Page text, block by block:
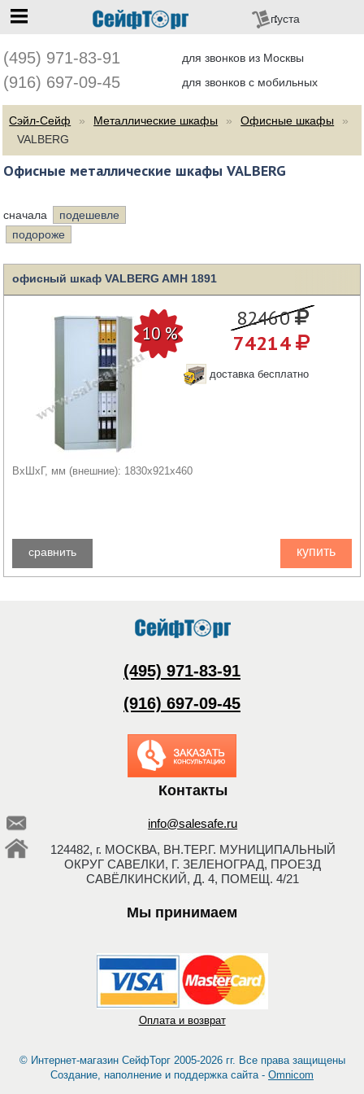
(495) 971-83-91 для звонков из Москвы
(916) 697-09-45 для звонков с мобильных
пуста
Сэйл-Сейф Металлические шкафы
Офисные шкафы
VALBERG
Офисные металлические шкафы VALBERG
сначала
подешевле
подороже
офисный шкаф VALBERG AMH 1891
82460
74214
доставка бесплатно
ВхШхГ, мм (внешние): 1830x921x460
купить
сравнить
(495) 971-83-91
(916) 697-09-45
Заказать обратный
звонок
Контакты
info@salesafe.ru
124482, г. МОСКВА, ВН.ТЕР.Г. МУНИЦИПАЛЬНЫЙ
ОКРУГ САВЕЛКИ, Г. ЗЕЛЕНОГРАД, ПРОЕЗД
САВЁЛКИНСКИЙ, Д. 4, ПОМЕЩ. 4/21
Мы принимаем
Оплата и возврат
© Интернет-магазин СейфТорг 2005-2026 гг. Все права защищены
Создание, наполнение и поддержка сайта - Omnicom